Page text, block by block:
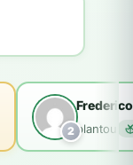
2plantou